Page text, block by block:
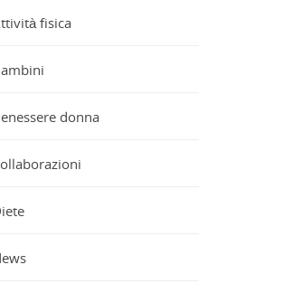
Attività fisica
Bambini
Benessere donna
Collaborazioni
Diete
News